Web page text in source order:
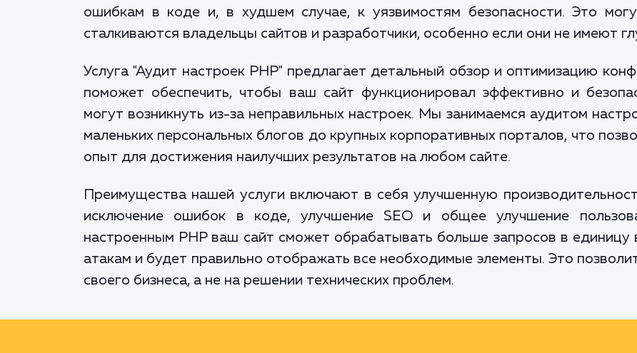
ошибкам в коде и, в худшем случае, к уязвимостям безопасности. Это
сталкиваются владельцы сайтов и разработчики, особенно если они не имеют
Услуга "Аудит настроек PHP" предлагает детальный обзор и оптимизацию
поможет обеспечить, чтобы ваш сайт функционировал эффективно и
могут возникнуть из-за неправильных настроек. Мы занимаемся аудитом
маленьких персональных блогов до крупных корпоративных порталов, что
опыт для достижения наилучших результатов на любом сайте.
Преимущества нашей услуги включают в себя улучшенную
исключение ошибок в коде, улучшение SEO и общее улучшение
настроенным PHP ваш сайт сможет обрабатывать больше запросов в
атакам и будет правильно отображать все необходимые элементы. Это
своего бизнеса, а не на решении технических проблем.